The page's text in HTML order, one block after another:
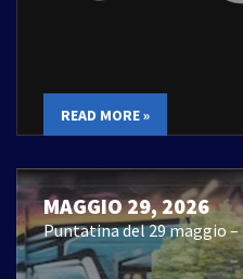
READ MORE »
MAGGIO 29, 2026
Puntatina del 29 maggio –